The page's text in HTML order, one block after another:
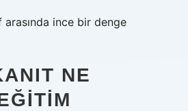
ince bir denge
NE